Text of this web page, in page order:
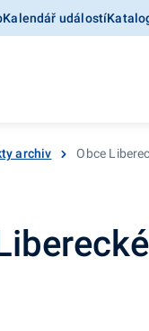
Kalendář událostí
archiv Obce